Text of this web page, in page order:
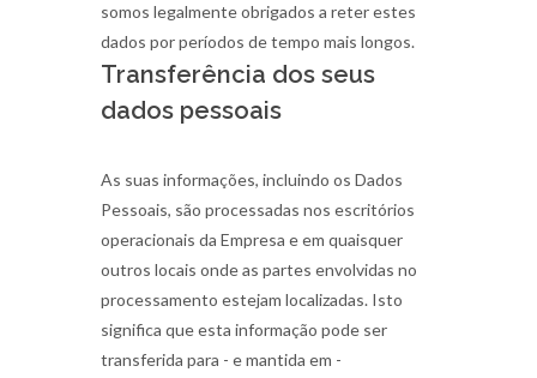
somos legalmente obrigados a reter estes
dados por períodos de tempo mais longos.
Transferência dos seus
dados pessoais
As suas informações, incluindo os Dados
Pessoais, são processadas nos escritórios
operacionais da Empresa e em quaisquer
outros locais onde as partes envolvidas no
processamento estejam localizadas. Isto
significa que esta informação pode ser
transferida para - e mantida em -